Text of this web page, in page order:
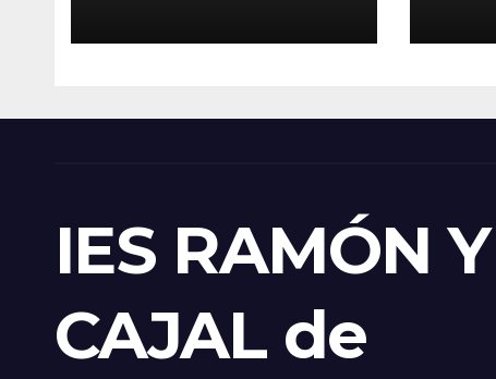
IES RAMÓN Y
CAJAL de